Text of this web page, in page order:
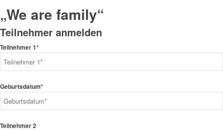
„We are family“
Teilnehmer anmelden
Teilnehmer 1*
Geburtsdatum*
Teilnehmer 2